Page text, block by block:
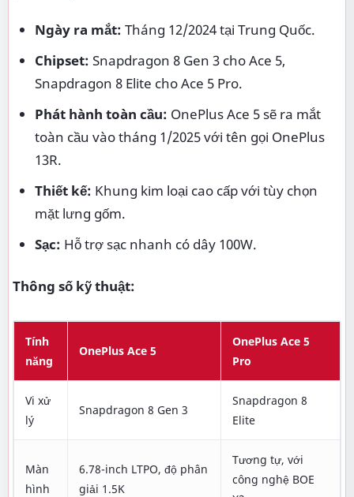
Ngày ra mắt: Tháng 12/2024 tại Trung Quốc.
Chipset: Snapdragon 8 Gen 3 cho Ace 5,
Snapdragon 8 Elite cho Ace 5 Pro.
Phát hành toàn cầu: OnePlus Ace 5 sẽ ra mắt
toàn cầu vào tháng 1/2025 với tên gọi OnePlus
13R.
Thiết kế: Khung kim loại cao cấp với tùy chọn
mặt lưng gốm.
Sạc: Hỗ trợ sạc nhanh có dây 100W.
Thông số kỹ thuật:
Tính
năng
OnePlus Ace 5
OnePlus Ace 5
Pro
Vi xử
lý
Snapdragon 8 Gen 3
Snapdragon 8
Elite
Màn
hình
6.78-inch LTPO, độ phân
giải 1.5K
Tương tự, với
công nghệ BOE